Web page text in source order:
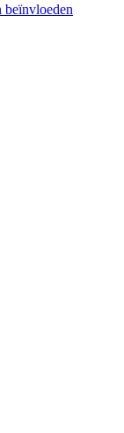
beïnvloeden